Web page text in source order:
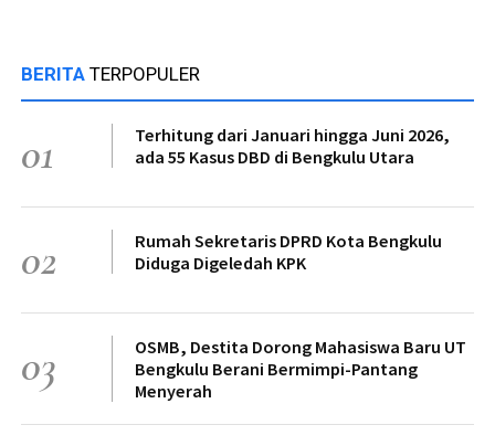
BERITA TERPOPULER
01
Terhitung dari Januari hingga Juni 2026,
ada 55 Kasus DBD di Bengkulu Utara
02
Rumah Sekretaris DPRD Kota Bengkulu
Diduga Digeledah KPK
03
OSMB, Destita Dorong Mahasiswa Baru UT
Bengkulu Berani Bermimpi-Pantang
Menyerah